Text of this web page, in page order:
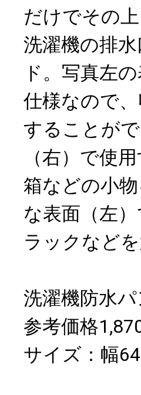
だけでその
洗濯機の排
ド。写真左
仕様なので
することが
（右）で使
箱などの小
な表面（左
ラックなど
洗濯機防水
参考価格
サイズ：幅